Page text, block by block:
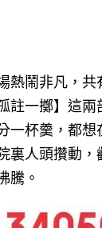
熱鬧非凡，共
註一擲】這兩
一杯羹，都想
裏人頭攢動，
騰。